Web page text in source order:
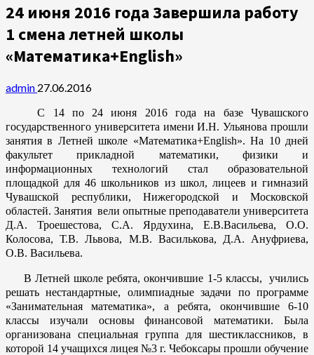
24 июня 2016 года Завершила работу
1 смена летней школы
«Математика+English»
admin 27.06.2016
С 14 по 24 июня 2016 года на базе Чувашского
государственного университета имени И.Н. Ульянова прошли
занятия в Летней школе «Математика+English». На 10 дней
факультет прикладной математики, физики и
информационных технологий стал образовательной
площадкой для 46 школьников из школ, лицеев и гимназий
Чувашской республики, Нижегородской и Московской
областей. Занятия вели опытные преподаватели университета
Д.А. Троешестова, С.А. Ярдухина, Е.В.Васильева, О.О.
Колосова, Т.В. Львова, М.В. Василькова, Д.А. Ануфриева,
О.В. Васильева.
В Летней школе ребята, окончившие 1-5 классы, учились
решать нестандартные, олимпиадные задачи по программе
«Занимательная математика», а ребята, окончившие 6-10
классы изучали основы финансовой математики. Была
организована специальная группа для шестиклассников, в
которой 14 учащихся лицея №3 г. Чебоксары прошли обучение